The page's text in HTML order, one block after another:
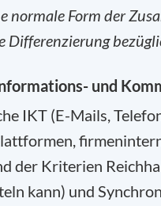
normale Form der
Differenzierung
und
IKT (E-Mails,
der Kriterien
kann) und